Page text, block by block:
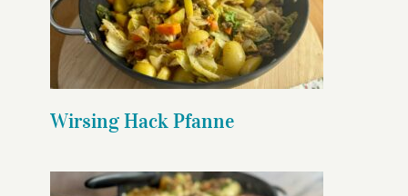
Wirsing Hack Pfanne
Wirsing Hack Pfanne